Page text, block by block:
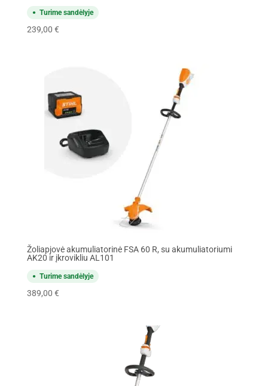
Turime sandėlyje
239,00 €
Žoliapjovė akumuliatorinė FSA 60 R, su akumuliatoriumi
AK20 ir įkrovikliu AL101
Turime sandėlyje
389,00 €